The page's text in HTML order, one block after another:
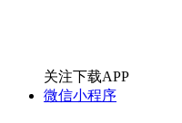
关注下载APP
微信小程序